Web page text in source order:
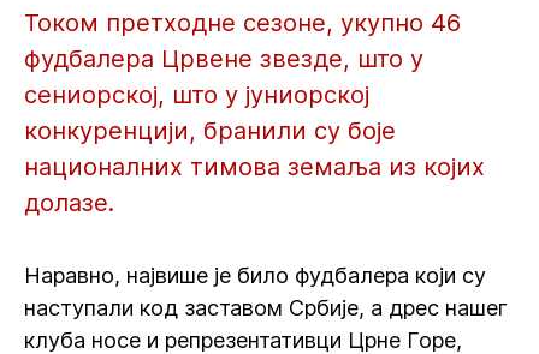
Током претходне сезоне, укупно 46
фудбалера Црвене звезде, што у
сениорској, што у јуниорској
конкуренцији, бранили су боје
националних тимова земаља из којих
долазе.
Наравно, највише је било фудбалера који су
наступали код заставом Србије, а дрес нашег
клуба носе и репрезентативци Црне Горе,